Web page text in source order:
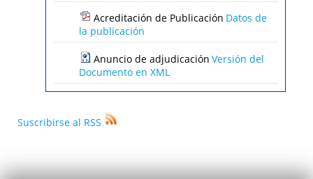
Acreditación de Publicación Datos de
la publicación
Anuncio de adjudicación Versión del
Documento en XML
Suscribirse al RSS